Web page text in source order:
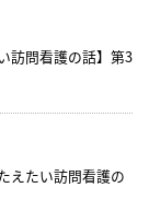
訪問看護の話】第3
えたい訪問看護の